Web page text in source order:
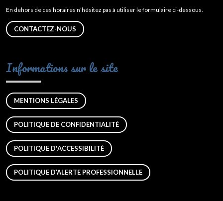
En dehors de ces horaires n’hésitez pas à utiliser le formulaire ci-dessous.
CONTACTEZ-NOUS
Informations sur le site
MENTIONS LÉGALES
POLITIQUE DE CONFIDENTIALITÉ
POLITIQUE D'ACCESSIBILITÉ
POLITIQUE D’ALERTE PROFESSIONNELLE